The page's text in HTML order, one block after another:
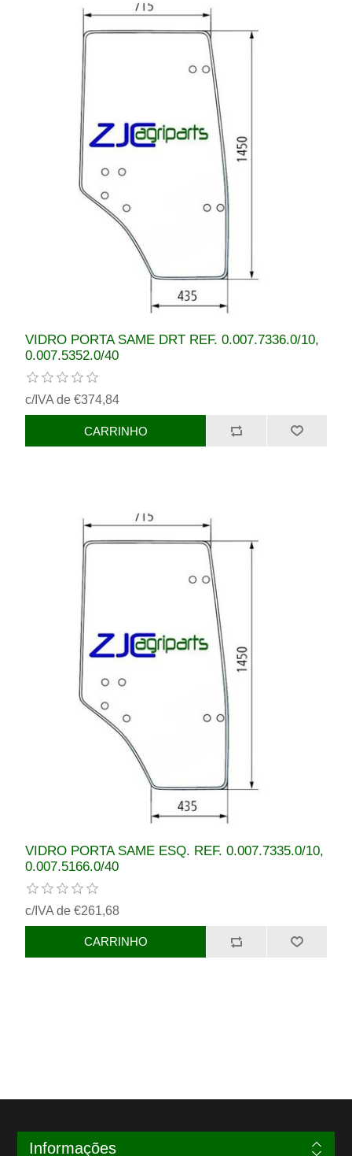
VIDRO PORTA SAME DRT REF. 0.007.7336.0/10,
0.007.5352.0/40
c/IVA de €374,84
VIDRO PORTA SAME ESQ. REF. 0.007.7335.0/10,
0.007.5166.0/40
c/IVA de €261,68
Informações